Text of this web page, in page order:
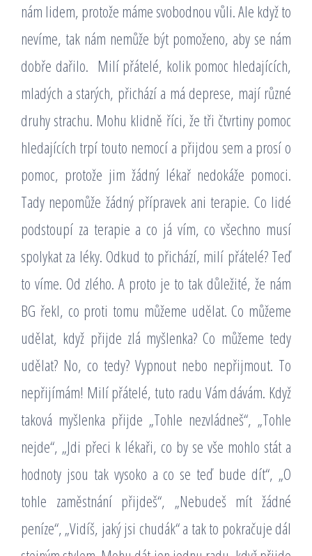
nám lidem, protože máme svobodnou vůli. Ale když to
nevíme, tak nám nemůže být pomoženo, aby se nám
dobře dařilo. Milí přátelé, kolik pomoc hledajících,
mladých a starých, přichází a má deprese, mají různé
druhy strachu. Mohu klidně říci, že tři čtvrtiny pomoc
hledajících trpí touto nemocí a přijdou sem a prosí o
pomoc, protože jim žádný lékař nedokáže pomoci.
Tady nepomůže žádný přípravek ani terapie. Co lidé
podstoupí za terapie a co já vím, co všechno musí
spolykat za léky. Odkud to přichází, milí přátelé? Teď
to víme. Od zlého. A proto je to tak důležité, že nám
BG řekl, co proti tomu můžeme udělat. Co můžeme
udělat, když přijde zlá myšlenka? Co můžeme tedy
udělat? No, co tedy? Vypnout nebo nepřijmout. To
nepřijímám! Milí přátelé, tuto radu Vám dávám. Když
taková myšlenka přijde „Tohle nezvládneš“, „Tohle
nejde“, „Jdi přeci k lékaři, co by se vše mohlo stát a
hodnoty jsou tak vysoko a co se teď bude dít“, „O
tohle zaměstnání přijdeš“, „Nebudeš mít žádné
peníze“, „Vidíš, jaký jsi chudák“ a tak to pokračuje dál